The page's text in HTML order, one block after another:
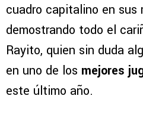
cuadro capitalino en sus
demostrando todo el
Rayito, quien sin duda
en uno de los mejores
este último año.